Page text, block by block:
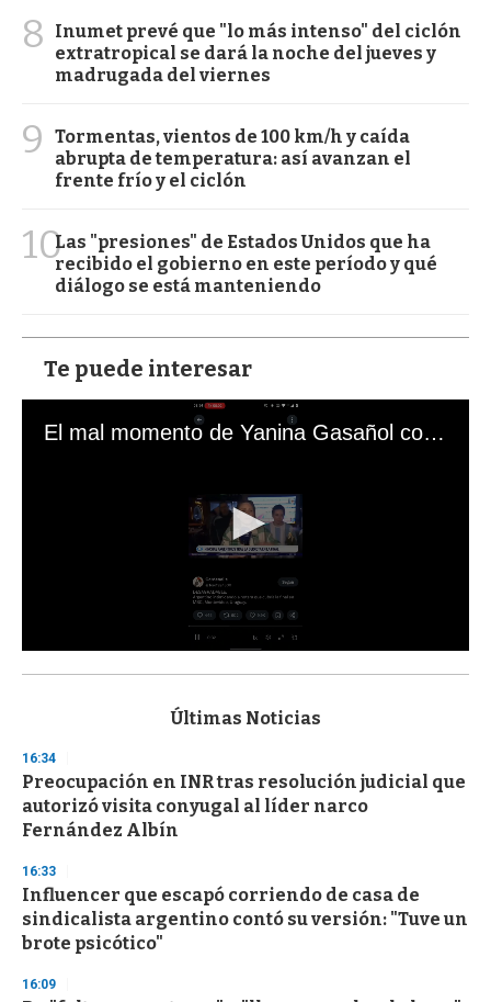
8
Inumet prevé que "lo más intenso" del ciclón
extratropical se dará la noche del jueves y
madrugada del viernes
9
Tormentas, vientos de 100 km/h y caída
abrupta de temperatura: así avanzan el
frente frío y el ciclón
10Las "presiones" de Estados Unidos que ha
recibido el gobierno en este período y qué
diálogo se está manteniendo
Te puede interesar
El mal momento de Yanina Gasañol con un hincha argentino en "Subrayado"
s
d
s
o
f
3
s
e
c
o
n
Últimas Noticias
16:34
Preocupación en INR tras resolución judicial que
autorizó visita conyugal al líder narco
Fernández Albín
16:33
Influencer que escapó corriendo de casa de
sindicalista argentino contó su versión: "Tuve un
brote psicótico"
16:09